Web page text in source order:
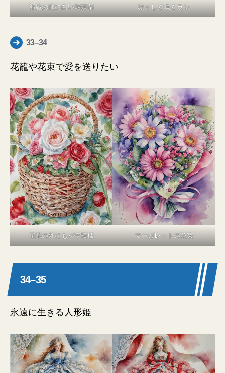
部屋の隅に白い胡蝶蘭 凛々しく咲くラン
33–34
花籠や花束で愛を送りたい
花籠の外にもバラ模様 マーガレットの花束
34–35
永遠に生きる人形姫